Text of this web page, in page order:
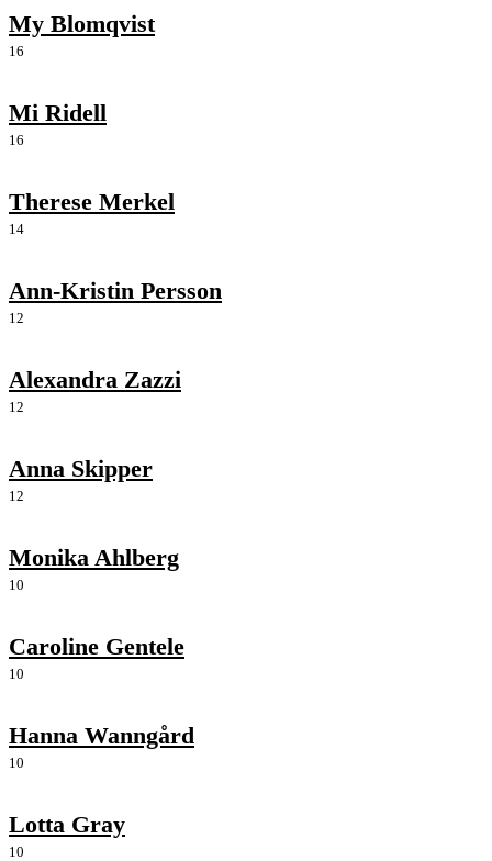
My Blomqvist
16
Mi Ridell
16
Therese Merkel
14
Ann-Kristin Persson
12
Alexandra Zazzi
12
Anna Skipper
12
Monika Ahlberg
10
Caroline Gentele
10
Hanna Wanngård
10
Lotta Gray
10